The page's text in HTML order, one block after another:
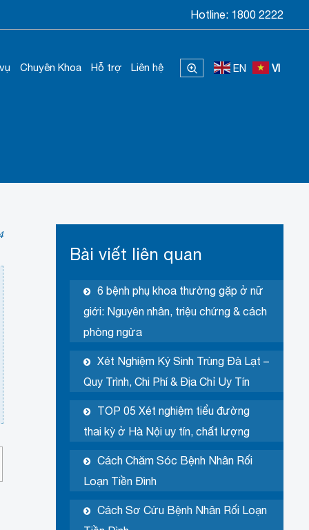
Hotline: 1800 2222
Chuyên Khoa Hỗ trợ Liên hệ EN VI
Bài viết liên quan
6 bệnh phụ khoa thường gặp ở nữ
giới: Nguyên nhân, triệu chứng & cách
phòng ngừa
Xét Nghiệm Ký Sinh Trùng Đà Lạt –
Quy Trình, Chi Phí & Địa Chỉ Uy Tín
TOP 05 Xét nghiệm tiểu đường
thai kỳ ở Hà Nội uy tín, chất lượng
Cách Chăm Sóc Bệnh Nhân Rối
Loạn Tiền Đình
Cách Sơ Cứu Bệnh Nhân Rối Loạn